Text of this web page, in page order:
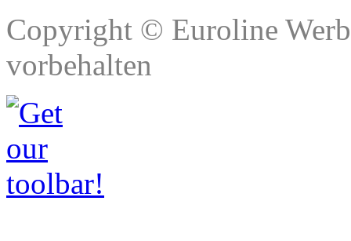
Copyright © Euroline
vorbehalten